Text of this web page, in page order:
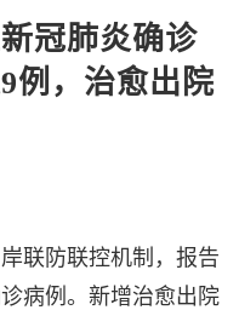
冠肺炎确诊
例，治愈出院
联防联控机制，报告
病例。新增治愈出院